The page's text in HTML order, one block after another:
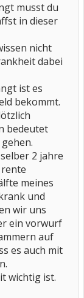
musst du
in dieser
nicht
dabei
ist es
bekommt.
bedeutet
2 jahre
meines
und
wir uns
ein vorwurf
auf
es auch mit
wichtig ist.